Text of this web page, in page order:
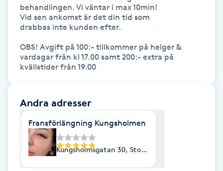
Hudvård
Hyperhidros
Hårborttagning
Hårbottenbehandling
behandlingen. Vi väntar i max 10min!
Vid sen ankomst är det din tid som
drabbas inte kunden efter.
OBS! Avgift på 100:- tillkommer på helger &
vardagar från kl 17.00 samt 200:- extra på
kvällstider från 19.00
Andra adresser
Fransförlängning Kungsholmen
Kungsholmsgatan 30, Stockholm